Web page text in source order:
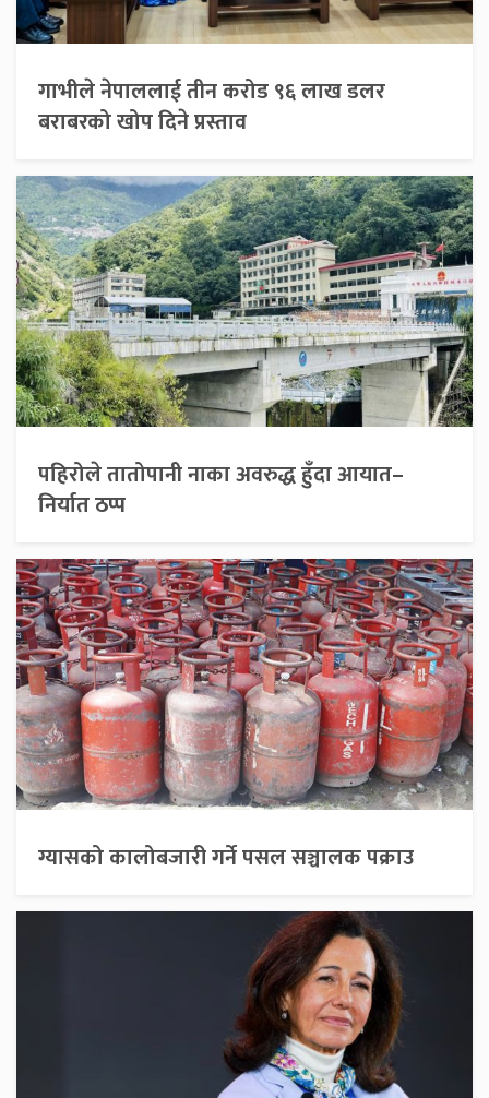
गाभीले नेपाललाई तीन करोड ९६ लाख डलर
बराबरको खोप दिने प्रस्ताव
पहिरोले तातोपानी नाका अवरुद्ध हुँदा आयात–
निर्यात ठप्प
ग्यासको कालोबजारी गर्ने पसल सञ्चालक पक्राउ